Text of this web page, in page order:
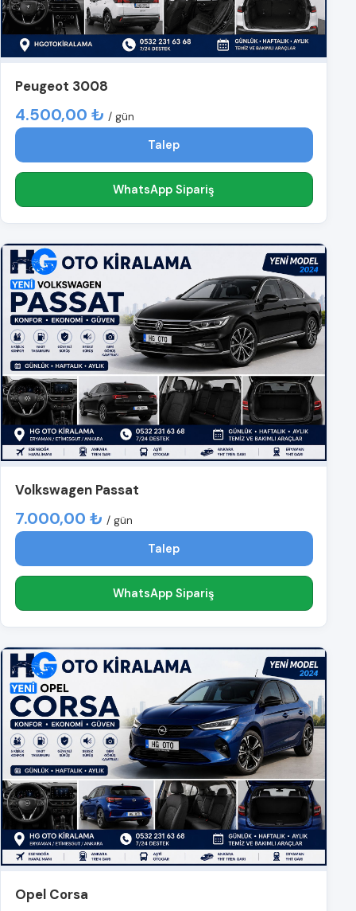
Peugeot 3008
4.500,00 ₺ / gün
Talep
WhatsApp Sipariş
Volkswagen Passat
7.000,00 ₺ / gün
Talep
WhatsApp Sipariş
Opel Corsa